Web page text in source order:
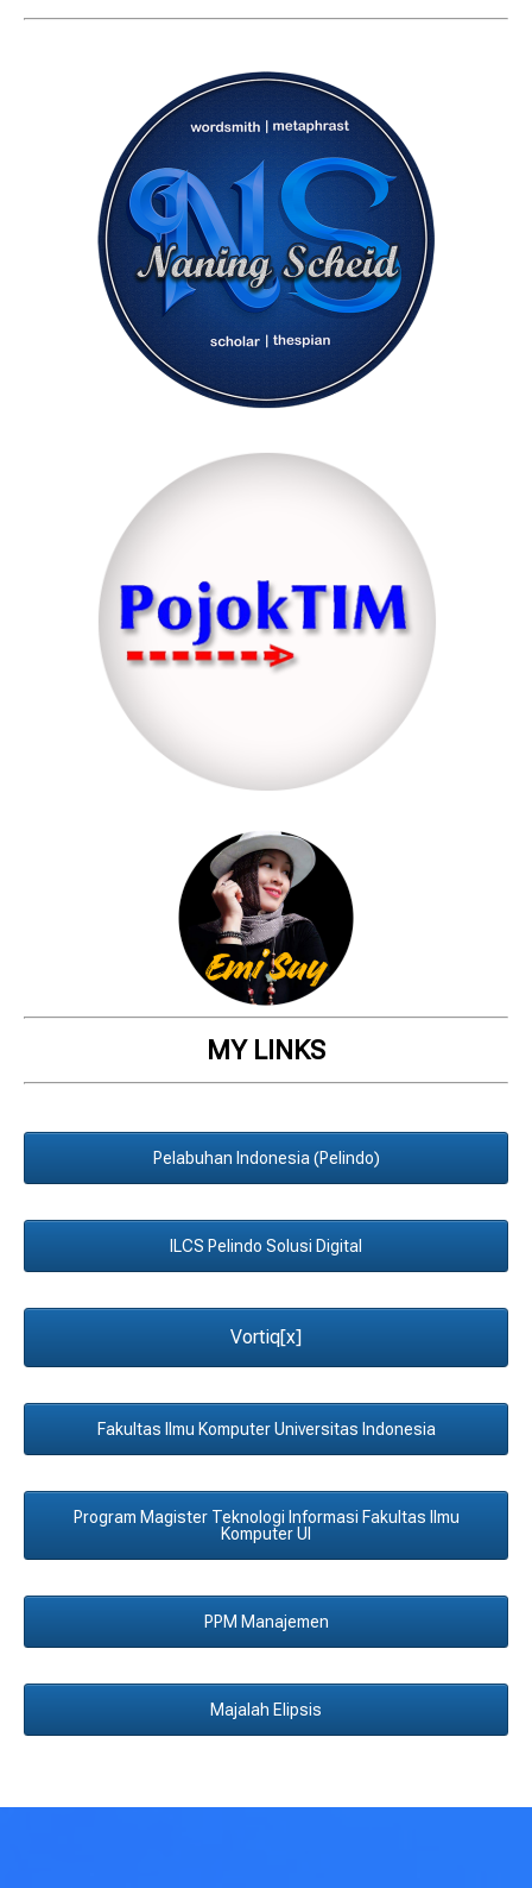
MY LINKS
Pelabuhan Indonesia (Pelindo)
ILCS Pelindo Solusi Digital
Vortiq[x]
Fakultas Ilmu Komputer Universitas Indonesia
Program Magister Teknologi Informasi Fakultas Ilmu
Komputer UI
PPM Manajemen
Majalah Elipsis